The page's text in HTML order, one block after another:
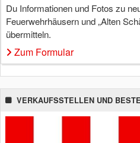
Du Informationen und Fotos zu
Feuerwehrhäusern und „Alten
übermitteln.
Zum Formular
VERKAUFSSTELLEN UND